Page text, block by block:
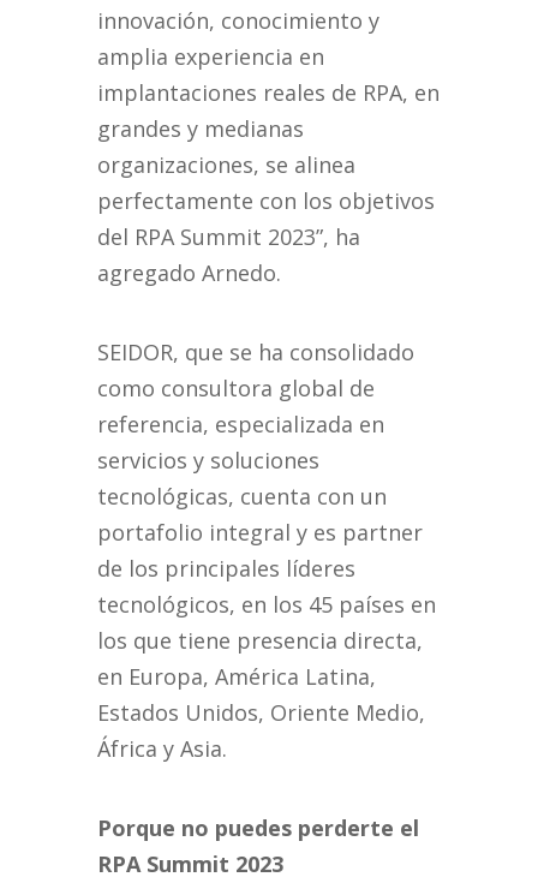
innovación, conocimiento y
amplia experiencia en
implantaciones reales de RPA, en
grandes y medianas
organizaciones, se alinea
perfectamente con los objetivos
del RPA Summit 2023”, ha
agregado Arnedo.
SEIDOR, que se ha consolidado
como consultora global de
referencia, especializada en
servicios y soluciones
tecnológicas, cuenta con un
portafolio integral y es partner
de los principales líderes
tecnológicos, en los 45 países en
los que tiene presencia directa,
en Europa, América Latina,
Estados Unidos, Oriente Medio,
África y Asia.
Porque no puedes perderte el
RPA Summit 2023